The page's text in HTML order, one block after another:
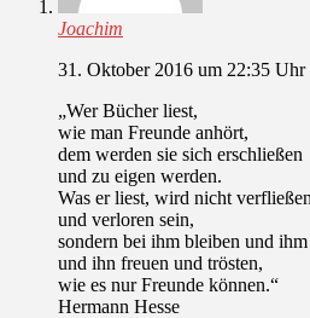
Joachim
31. Oktober 2016 um 22:35 Uhr
„Wer Bücher liest,
wie man Freunde anhört,
dem werden sie sich erschließen
und zu eigen werden.
Was er liest, wird nicht verfließen
und verloren sein,
sondern bei ihm bleiben und ihm
und ihn freuen und trösten,
wie es nur Freunde können.“
Hermann Hesse